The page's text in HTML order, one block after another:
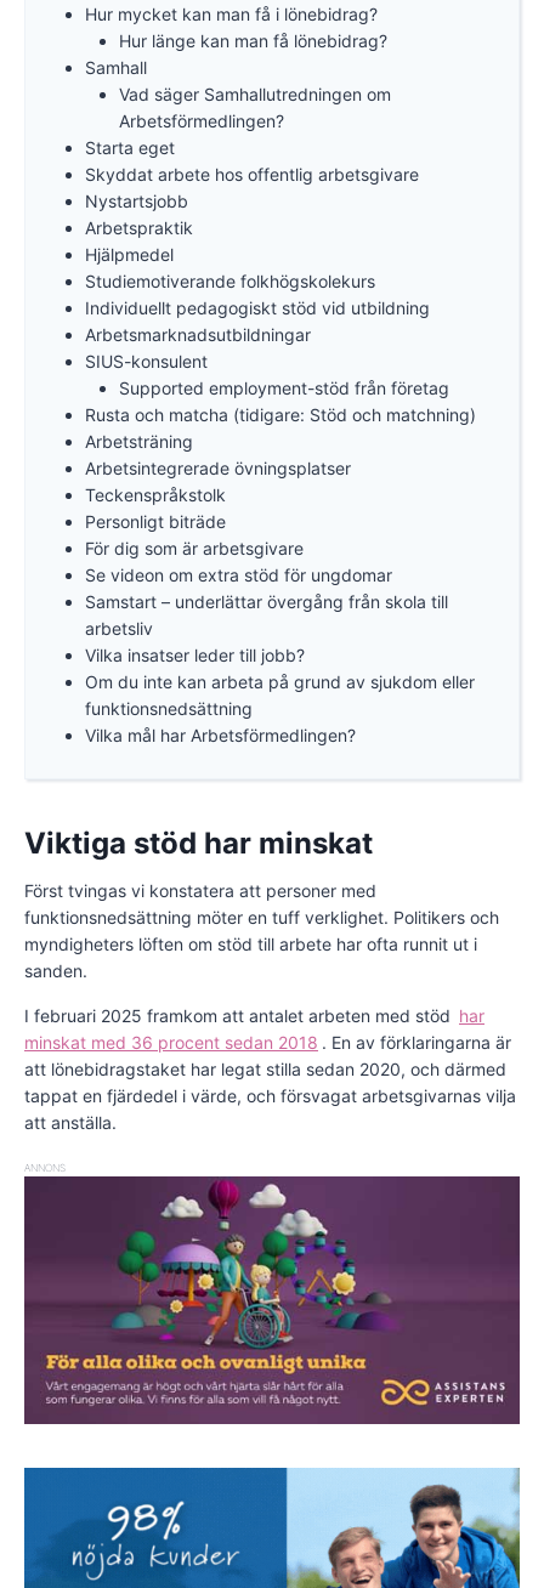
Hur mycket kan man få i lönebidrag?
Hur länge kan man få lönebidrag?
Samhall
Vad säger Samhallutredningen om
Arbetsförmedlingen?
Starta eget
Skyddat arbete hos offentlig arbetsgivare
Nystartsjobb
Arbetspraktik
Hjälpmedel
Studiemotiverande folkhögskolekurs
Individuellt pedagogiskt stöd vid utbildning
Arbetsmarknadsutbildningar
SIUS-konsulent
Supported employment-stöd från företag
Rusta och matcha (tidigare: Stöd och matchning)
Arbetsträning
Arbetsintegrerade övningsplatser
Teckenspråkstolk
Personligt biträde
För dig som är arbetsgivare
Se videon om extra stöd för ungdomar
Samstart – underlättar övergång från skola till
arbetsliv
Vilka insatser leder till jobb?
Om du inte kan arbeta på grund av sjukdom eller
funktionsnedsättning
Vilka mål har Arbetsförmedlingen?
Viktiga stöd har minskat
Först tvingas vi konstatera att personer med
funktionsnedsättning möter en tuff verklighet. Politikers och
myndigheters löften om stöd till arbete har ofta runnit ut i
sanden.
I februari 2025 framkom att antalet arbeten med stöd har
minskat med 36 procent sedan 2018 . En av förklaringarna är
att lönebidragstaket har legat stilla sedan 2020, och därmed
tappat en fjärdedel i värde, och försvagat arbetsgivarnas vilja
att anställa.
ANNONS